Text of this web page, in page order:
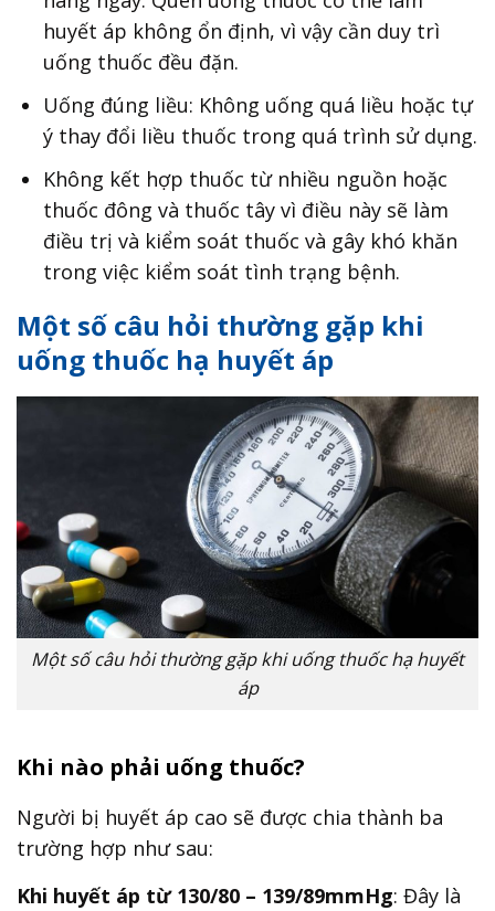
huyết áp không ổn định, vì vậy cần duy trì
uống thuốc đều đặn.
Uống đúng liều: Không uống quá liều hoặc tự
ý thay đổi liều thuốc trong quá trình sử dụng.
Không kết hợp thuốc từ nhiều nguồn hoặc
thuốc đông và thuốc tây vì điều này sẽ làm
điều trị và kiểm soát thuốc và gây khó khăn
trong việc kiểm soát tình trạng bệnh.
Một số câu hỏi thường gặp khi
uống thuốc hạ huyết áp
Một số câu hỏi thường gặp khi uống thuốc hạ huyết
áp
Khi nào phải uống thuốc?
Người bị huyết áp cao sẽ được chia thành ba
trường hợp như sau:
Khi huyết áp từ 130/80 – 139/89mmHg: Đây là